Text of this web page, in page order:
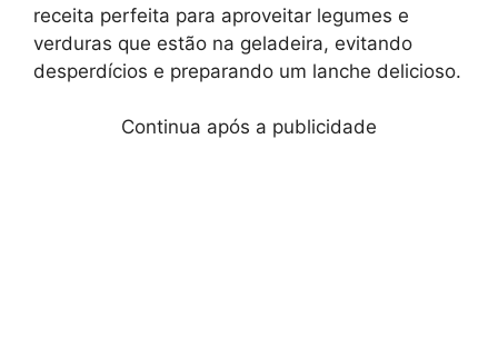
receita perfeita para aproveitar legumes e
verduras que estão na geladeira, evitando
desperdícios e preparando um lanche delicioso.
Continua após a publicidade